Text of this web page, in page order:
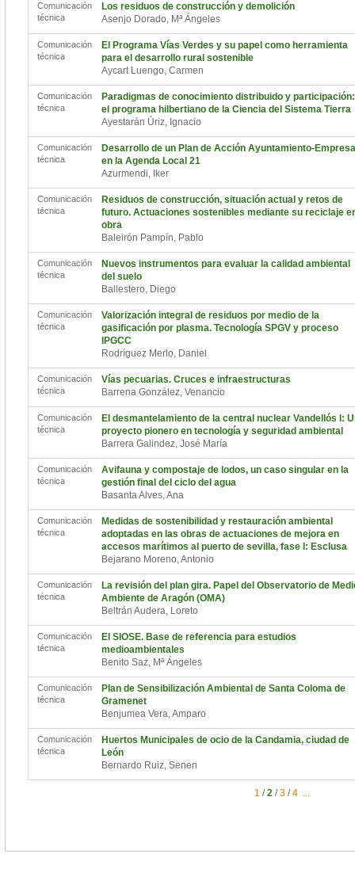
Comunicación
técnica
Los residuos de construcción y demolición
Asenjo Dorado, Mª Ángeles
Comunicación
técnica
El Programa Vías Verdes y su papel como herramienta
para el desarrollo rural sostenible
Aycart Luengo, Carmen
Comunicación
técnica
Paradigmas de conocimiento distribuido y participación:
el programa hilbertiano de la Ciencia del Sistema Tierra
Ayestarán Úriz, Ignacio
Comunicación
técnica
Desarrollo de un Plan de Acción Ayuntamiento-Empresa
en la Agenda Local 21
Azurmendi, Iker
Comunicación
técnica
Residuos de construcción, situación actual y retos de
futuro. Actuaciones sostenibles mediante su reciclaje
obra
Baleirón Pampín, Pablo
Comunicación
técnica
Nuevos instrumentos para evaluar la calidad ambiental
del suelo
Ballestero, Diego
Comunicación
técnica
Valorización integral de residuos por medio de la
gasificación por plasma. Tecnología SPGV y proceso
IPGCC
Rodríguez Merlo, Daniel
Comunicación
técnica
Vías pecuarias. Cruces e infraestructuras
Barrena González, Venancio
Comunicación
técnica
El desmantelamiento de la central nuclear Vandellós I:
proyecto pionero en tecnología y seguridad ambiental
Barrera Galindez, José María
Comunicación
técnica
Avifauna y compostaje de lodos, un caso singular en la
gestión final del ciclo del agua
Basanta Alves, Ana
Comunicación
técnica
Medidas de sostenibilidad y restauración ambiental
adoptadas en las obras de actuaciones de mejora en
accesos marítimos al puerto de sevilla, fase I: Esclusa
Bejarano Moreno, Antonio
Comunicación
técnica
La revisión del plan gira. Papel del Observatorio de
Ambiente de Aragón (OMA)
Beltrán Audera, Loreto
Comunicación
técnica
El SIOSE. Base de referencia para estudios
medioambientales
Benito Saz, Mª Ángeles
Comunicación
técnica
Plan de Sensibilización Ambiental de Santa Coloma de
Gramenet
Benjumea Vera, Amparo
Comunicación
técnica
Huertos Municipales de ocio de la Candamia, ciudad de
León
Bernardo Ruiz, Senen
1 /2 / 3 / 4 ...